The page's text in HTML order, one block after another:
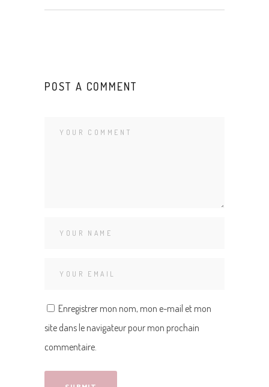
POST A COMMENT
Enregistrer mon nom, mon e-mail et mon
site dans le navigateur pour mon prochain
commentaire.